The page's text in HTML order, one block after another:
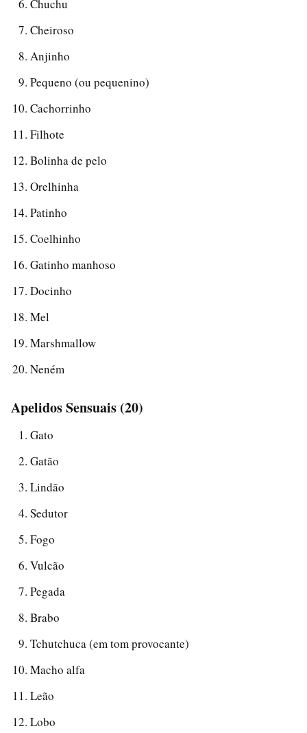
Chuchu
Cheiroso
Anjinho
Pequeno (ou pequenino)
Cachorrinho
Filhote
Bolinha de pelo
Orelhinha
Patinho
Coelhinho
Gatinho manhoso
Docinho
Mel
Marshmallow
Neném
Apelidos Sensuais (20)
Gato
Gatão
Lindão
Sedutor
Fogo
Vulcão
Pegada
Brabo
Tchutchuca (em tom provocante)
Macho alfa
Leão
Lobo